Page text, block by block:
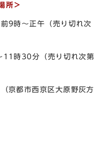
所＞
9時～正午（売り切れ次
30分（売り切れ次第
京都市西京区大原野灰方